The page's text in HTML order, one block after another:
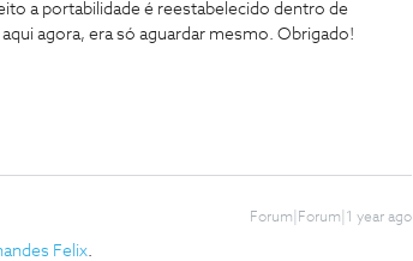
a portabilidade é reestabelecido dentro de
agora, era só aguardar mesmo. Obrigado!
Forum|Forum|1 year ago
Felix.